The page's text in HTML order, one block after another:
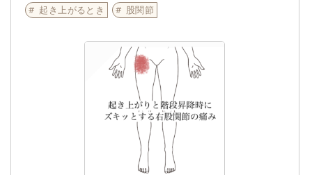
起き上がるとき 股関節